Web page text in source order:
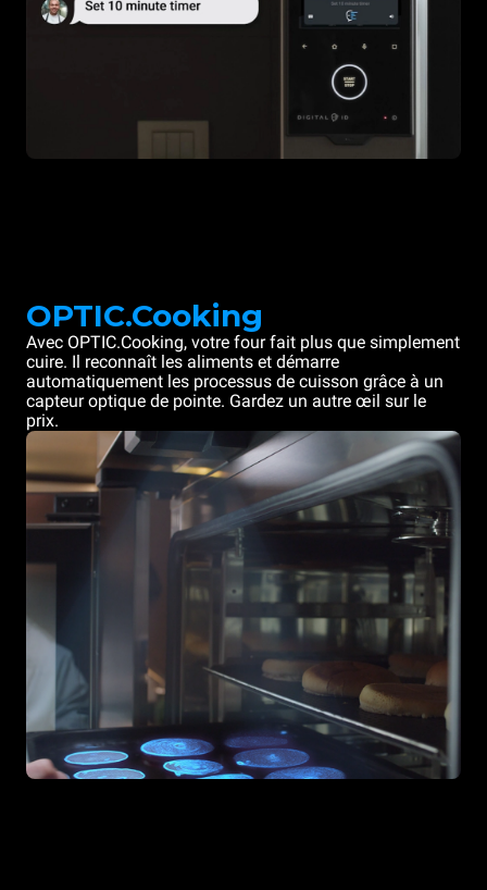
OPTIC.Cooking
Avec OPTIC.Cooking, votre four fait plus que simplement
cuire. Il reconnaît les aliments et démarre
automatiquement les processus de cuisson grâce à un
capteur optique de pointe. Gardez un autre œil sur le
prix.